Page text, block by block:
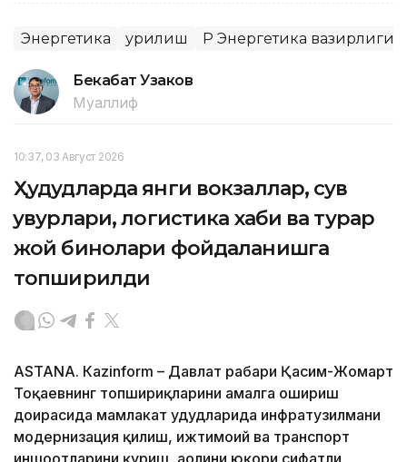
Энергетика Қурилиш ҚР Энергетика вазирлиги
Бекабат Узаков
Муаллиф
10:37, 03 Август 2026
Ҳудудларда янги вокзаллар, сув
қувурлари, логистика хаби ва турар
жой бинолари фойдаланишга
топширилди
ASTANА. Кazinform – Давлат раҳбари Қасим-Жомарт
Тоқаевнинг топшириқларини амалга ошириш
доирасида мамлакат ҳудудларида инфратузилмани
модернизация қилиш, ижтимоий ва транспорт